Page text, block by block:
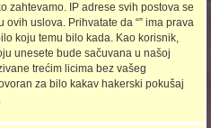
zahtevamo. IP adrese svih postova se
uslova. Prihvatate da “” ima prava
koju temu bilo kada. Kao korisnik,
unesete bude sačuvana u našoj
trećim licima bez vašeg
za bilo kakav hakerski pokušaj